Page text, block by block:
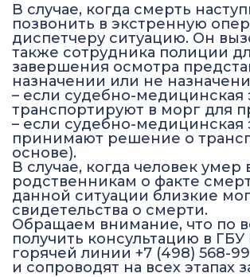
В случае, когда смерть
позвонить в экстренную
диспетчеру ситуацию. Он
также сотрудника полиции
завершения осмотра
назначении или не
– если судебно-медицинская
транспортируют в морг для
– если судебно-медицинская
принимают решение о
основе).
В случае, когда человек
родственникам о факте
данной ситуации близкие
свидетельства о смерти.
Обращаем внимание, что по
получить консультацию в
горячей линии +7 (498) 568-
и сопроводят на всех этапах